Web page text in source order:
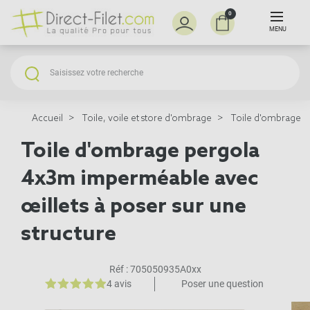
0
MENU
Accueil Toile, voile et store d'ombrage Toile d'ombrage
Toile d'ombrage pergola
4x3m imperméable avec
œillets à poser sur une
structure
Réf :705050935A0xx
4 avis
Poser une question